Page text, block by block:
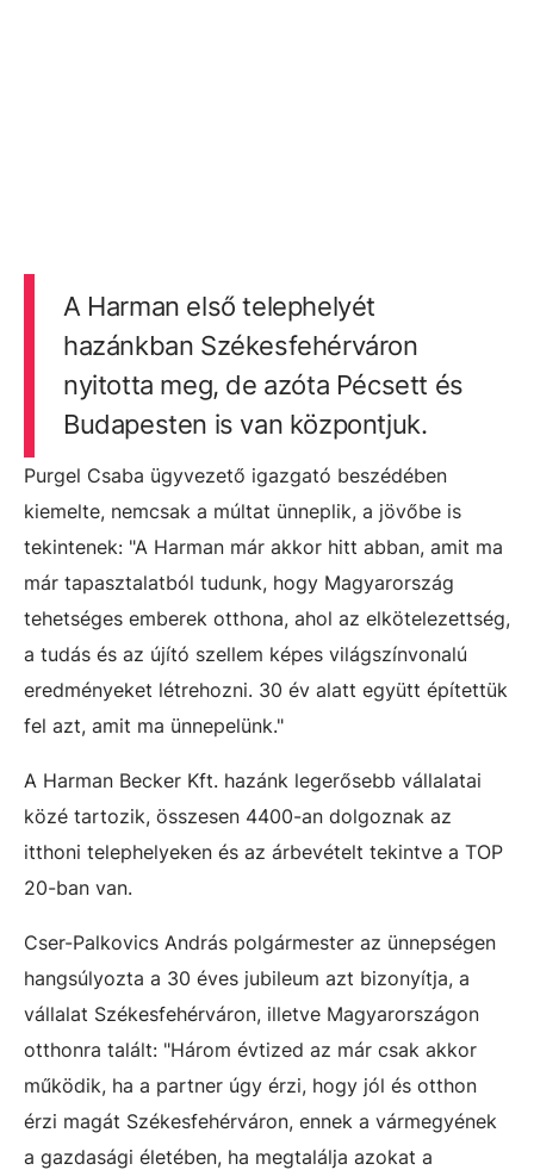
A Harman első telephelyét
hazánkban Székesfehérváron
nyitotta meg, de azóta Pécsett és
Budapesten is van központjuk.
Purgel Csaba ügyvezető igazgató beszédében
kiemelte, nemcsak a múltat ünneplik, a jövőbe is
tekintenek: "A Harman már akkor hitt abban, amit ma
már tapasztalatból tudunk, hogy Magyarország
tehetséges emberek otthona, ahol az elkötelezettség,
a tudás és az újító szellem képes világszínvonalú
eredményeket létrehozni. 30 év alatt együtt építettük
fel azt, amit ma ünnepelünk."
A Harman Becker Kft. hazánk legerősebb vállalatai
közé tartozik, összesen 4400-an dolgoznak az
itthoni telephelyeken és az árbevételt tekintve a TOP
20-ban van.
Cser-Palkovics András polgármester az ünnepségen
hangsúlyozta a 30 éves jubileum azt bizonyítja, a
vállalat Székesfehérváron, illetve Magyarországon
otthonra talált: "Három évtized az már csak akkor
működik, ha a partner úgy érzi, hogy jól és otthon
érzi magát Székesfehérváron, ennek a vármegyének
a gazdasági életében, ha megtalálja azokat a